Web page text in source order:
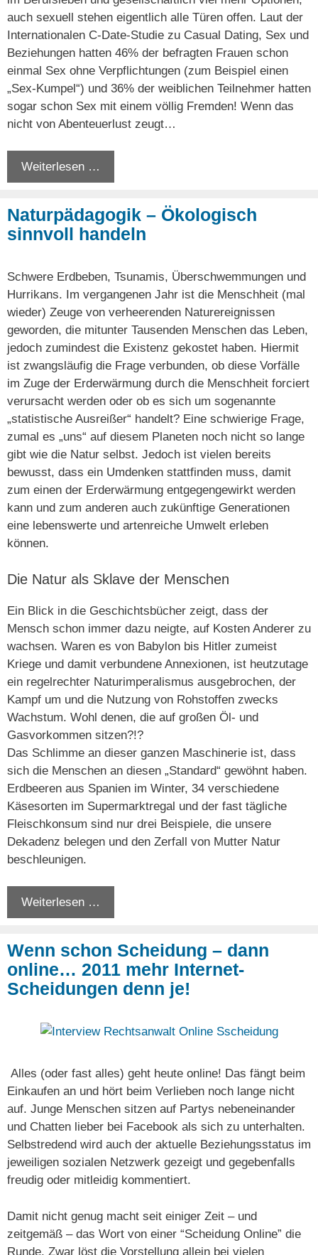
auch sexuell stehen eigentlich alle Türen offen. Laut der
Internationalen C-Date-Studie zu Casual Dating, Sex und
Beziehungen hatten 46% der befragten Frauen schon
einmal Sex ohne Verpflichtungen (zum Beispiel einen
„Sex-Kumpel“) und 36% der weiblichen Teilnehmer hatten
sogar schon Sex mit einem völlig Fremden! Wenn das
nicht von Abenteuerlust zeugt…
Weiterlesen …
Naturpädagogik – Ökologisch
sinnvoll handeln
Schwere Erdbeben, Tsunamis, Überschwemmungen und
Hurrikans. Im vergangenen Jahr ist die Menschheit (mal
wieder) Zeuge von verheerenden Naturereignissen
geworden, die mitunter Tausenden Menschen das Leben,
jedoch zumindest die Existenz gekostet haben. Hiermit
ist zwangsläufig die Frage verbunden, ob diese Vorfälle
im Zuge der Erderwärmung durch die Menschheit forciert
verursacht werden oder ob es sich um sogenannte
„statistische Ausreißer“ handelt? Eine schwierige Frage,
zumal es „uns“ auf diesem Planeten noch nicht so lange
gibt wie die Natur selbst. Jedoch ist vielen bereits
bewusst, dass ein Umdenken stattfinden muss, damit
zum einen der Erderwärmung entgegengewirkt werden
kann und zum anderen auch zukünftige Generationen
eine lebenswerte und artenreiche Umwelt erleben
können.
Die Natur als Sklave der Menschen
Ein Blick in die Geschichtsbücher zeigt, dass der
Mensch schon immer dazu neigte, auf Kosten Anderer zu
wachsen. Waren es von Babylon bis Hitler zumeist
Kriege und damit verbundene Annexionen, ist heutzutage
ein regelrechter Naturimperalismus ausgebrochen, der
Kampf um und die Nutzung von Rohstoffen zwecks
Wachstum. Wohl denen, die auf großen Öl- und
Gasvorkommen sitzen?!?
Das Schlimme an dieser ganzen Maschinerie ist, dass
sich die Menschen an diesen „Standard“ gewöhnt haben.
Erdbeeren aus Spanien im Winter, 34 verschiedene
Käsesorten im Supermarktregal und der fast tägliche
Fleischkonsum sind nur drei Beispiele, die unsere
Dekadenz belegen und den Zerfall von Mutter Natur
beschleunigen.
Weiterlesen …
Wenn schon Scheidung – dann
online… 2011 mehr Internet-
Scheidungen denn je!
Alles (oder fast alles) geht heute online! Das fängt beim
Einkaufen an und hört beim Verlieben noch lange nicht
auf. Junge Menschen sitzen auf Partys nebeneinander
und Chatten lieber bei Facebook als sich zu unterhalten.
Selbstredend wird auch der aktuelle Beziehungsstatus im
jeweiligen sozialen Netzwerk gezeigt und gegebenfalls
freudig oder mitleidig kommentiert.
Damit nicht genug macht seit einiger Zeit – und
zeitgemäß – das Wort von einer “Scheidung Online” die
Runde. Zwar löst die Vorstellung allein bei vielen